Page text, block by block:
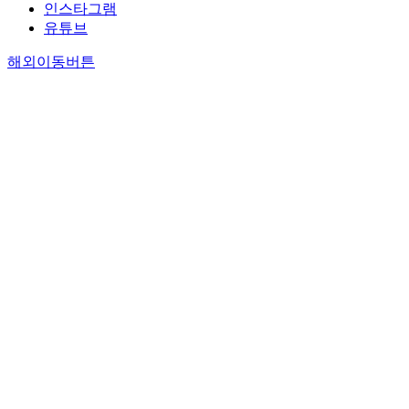
인스타그램
유튜브
해외이동버튼